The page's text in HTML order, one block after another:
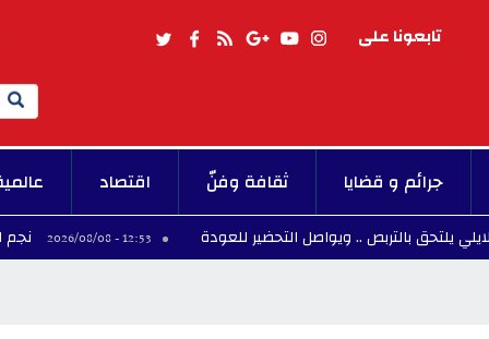
تابعونا على
Search
جرائم و قضايا ثقافة وفنّ اقتصاد
.. ويواصل التحضير للعودة 12:53 - 2026/08/08 نجم المنتخب